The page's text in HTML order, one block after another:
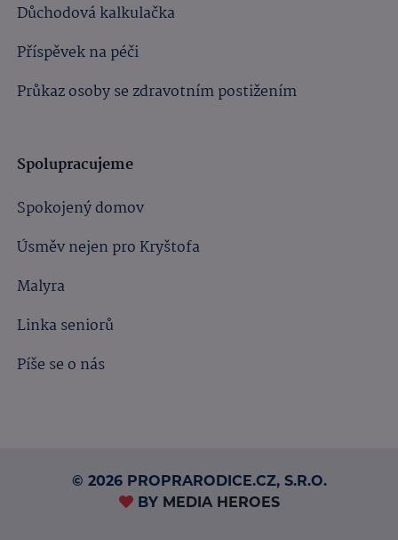
Důchodová kalkulačka
Příspěvek na péči
Průkaz osoby se zdravotním postižením
Spolupracujeme
Spokojený domov
Úsměv nejen pro Kryštofa
Malyra
Linka seniorů
Píše se o nás
© 2026 PROPRARODICE.CZ, S.R.O.
BY MEDIA HEROES